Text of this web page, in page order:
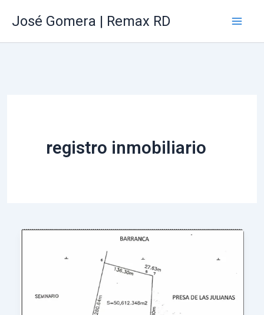
José Gomera | Remax RD
registro inmobiliario